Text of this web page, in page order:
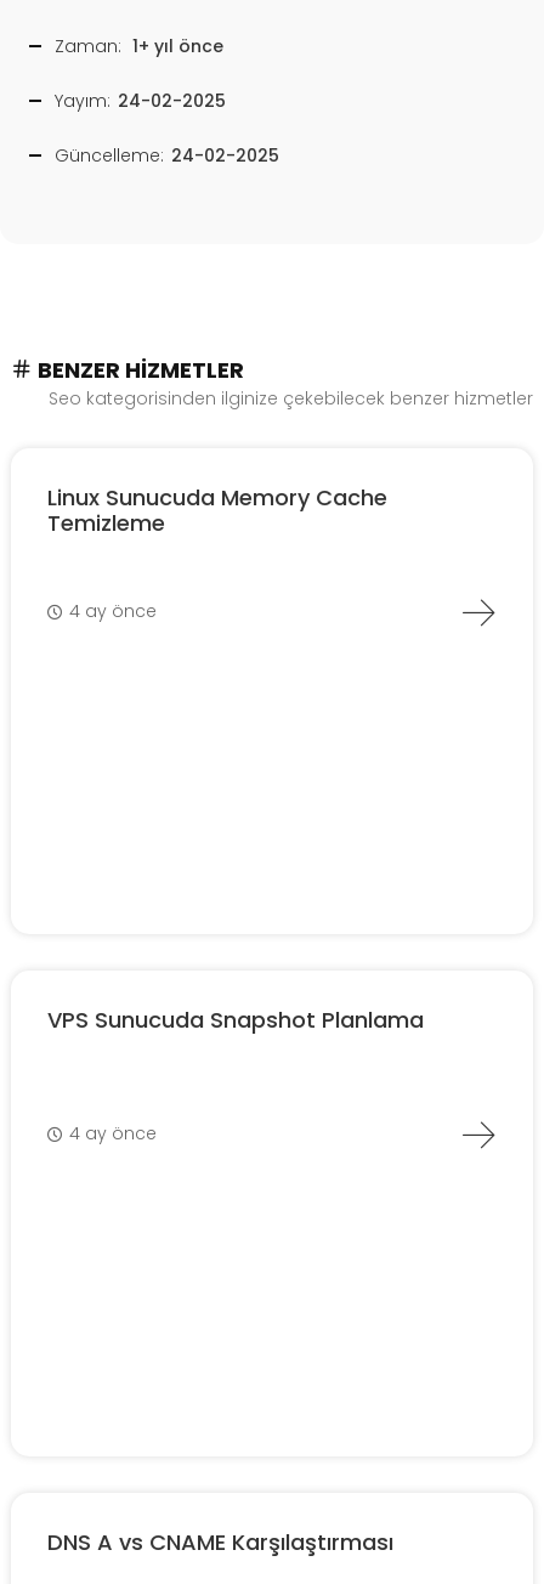
Zaman: 1+ yıl önce
Yayım: 24-02-2025
Güncelleme: 24-02-2025
BENZER HIZMETLER
Seo kategorisinden ilginize çekebilecek benzer hizmetler
Linux Sunucuda Memory Cache
Temizleme
4 ay önce
VPS Sunucuda Snapshot Planlama
4 ay önce
DNS A vs CNAME Karşılaştırması